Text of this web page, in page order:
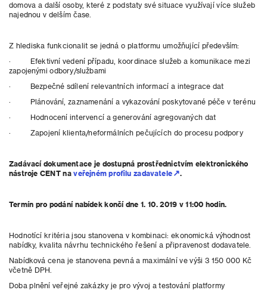
domova a další osoby, které z podstaty své situace využívají více služeb
najednou v delším čase.
Z hlediska funkcionalit se jedná o platformu umožňující především:
· Efektivní vedení případu, koordinace služeb a komunikace mezi
zapojenými odbory/službami
· Bezpečné sdílení relevantních informací a integrace dat
· Plánování, zaznamenání a vykazování poskytované péče v terénu
· Hodnocení intervencí a generování agregovaných dat
· Zapojení klienta/neformálních pečujících do procesu podpory
Zadávací dokumentace je dostupná prostřednictvím elektronického
nástroje CENT naveřejném profilu zadavatele .
Termín pro podání nabídek končí dne 1. 10. 2019 v 11:00 hodin.
Hodnotící kritéria jsou stanovena v kombinaci: ekonomická výhodnost
nabídky, kvalita návrhu technického řešení a připravenost dodavatele.
Nabídková cena je stanovena pevná a maximální ve výši 3 150 000 Kč
včetně DPH.
Doba plnění veřejné zakázky je pro vývoj a testování platformy